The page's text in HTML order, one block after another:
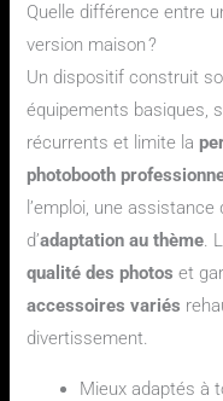
Quelle différence entre
version maison ?
Un dispositif construit
équipements basiques,
récurrents et limite la
photobooth
l’emploi, une
d’adaptation au thème.
qualité des photos et
accessoires variés
divertissement.
Mieux adaptés à